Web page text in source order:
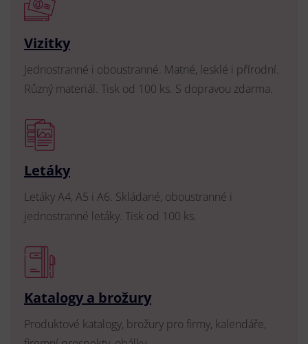
Vizitky
Jednostranné i oboustranné. Matné, lesklé i přírodní.
Různý materiál. Tisk od 100 ks. S dopravou zdarma.
Letáky
Letáky A4, A5 i A6. Skládané, oboustranné i
jednostranné letáky. Tisk od 100 ks.
Katalogy a brožury
Produktové katalogy, brožury pro firmy, kalendáře,